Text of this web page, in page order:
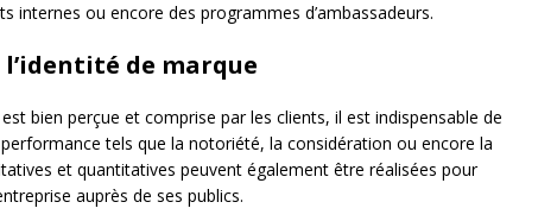
internes ou encore des programmes d’ambassadeurs.
l’identité de marque
bien perçue et comprise par les clients, il est indispensable de
tels que la notoriété, la considération ou encore la
et quantitatives peuvent également être réalisées pour
auprès de ses publics.